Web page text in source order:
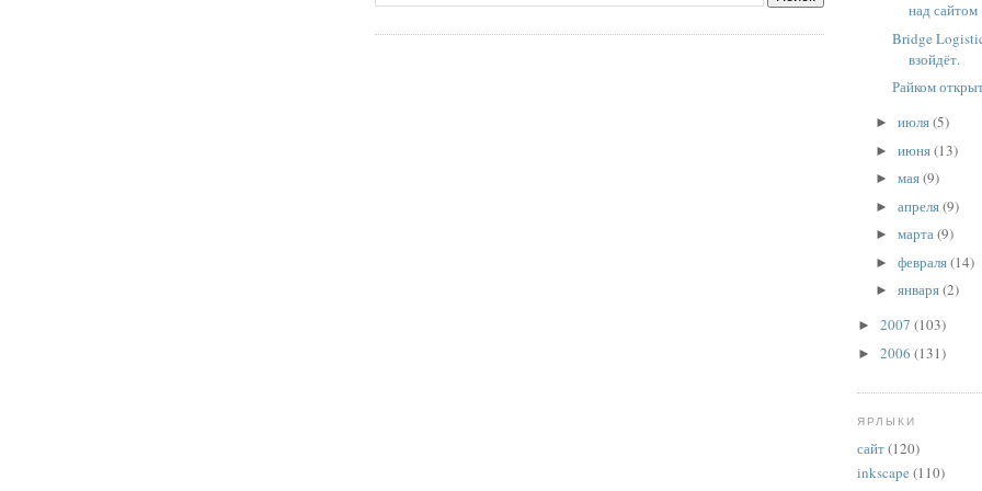
над сайтом
Bridge
взойдёт.
Райком
► июля(5)
► июня(13)
► мая(9)
► апреля(9)
► марта(9)
► февраля(14)
► января(2)
► 2007 (103)
► 2006 (131)
ЯРЛЫКИ
сайт(120)
inkscape (110)